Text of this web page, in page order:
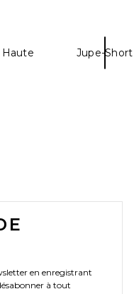
Haute Jupe-Short
en enregistrant
à tout